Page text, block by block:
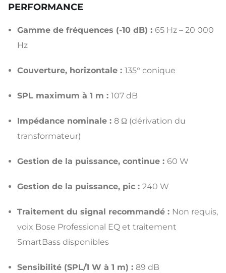
PERFORMANCE
Gamme de fréquences (-10 dB) : 65 Hz – 20 000
Hz
Couverture, horizontale : 135° conique
SPL maximum à 1 m : 107 dB
Impédance nominale : 8 Ω (dérivation du
transformateur)
Gestion de la puissance, continue : 60 W
Gestion de la puissance, pic : 240 W
Traitement du signal recommandé : Non requis,
voix Bose Professional EQ et traitement
SmartBass disponibles
Sensibilité (SPL/1 W à 1 m) : 89 dB